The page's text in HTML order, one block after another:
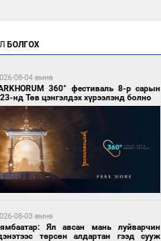
цагийн өмнө өмнө
боллоо
БОЛГОХ
08-04 өмнө
360° фестиваль 8-р сарын
нд Төв цэнгэлдэх хүрээлэнд болно
08-03 өмнө
Ял авсан мань луйварчин
төрсөн алдартан гээд сууж